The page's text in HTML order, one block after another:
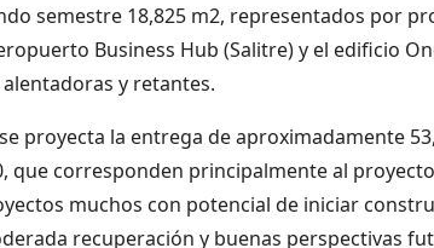
semestre 18,825 m2, representados por
Business Hub (Salitre) y el edificio
y retantes.
proyecta la entrega de aproximadamente
que corresponden principalmente al
muchos con potencial de iniciar
recuperación y buenas perspectivas